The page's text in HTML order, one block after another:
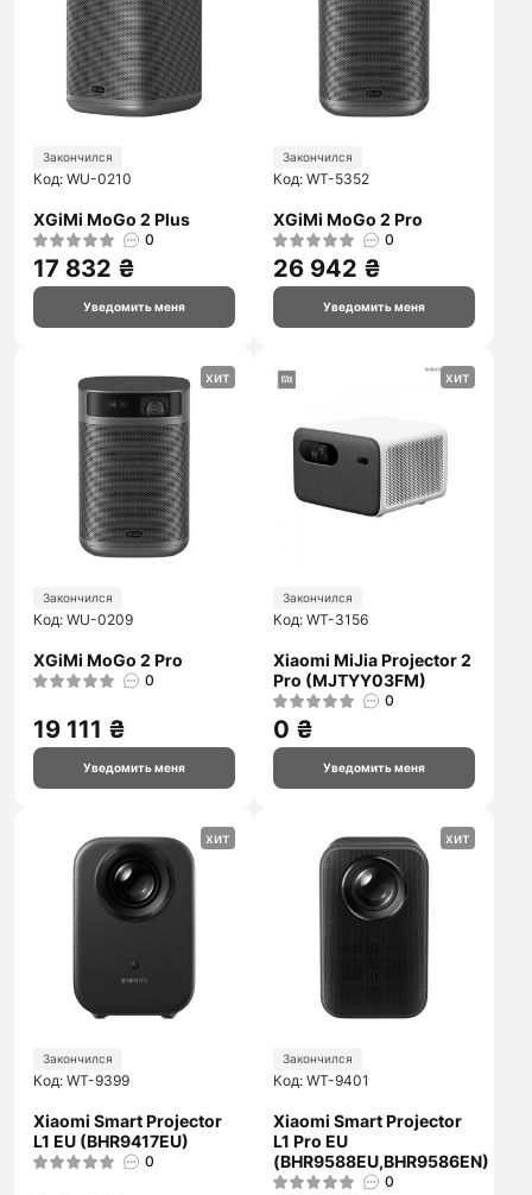
Закончился
Код: WU-0210
XGiMi MoGo 2 Plus
0
17 832 ₴
Уведомить меня
Закончился
Код: WT-5352
XGiMi MoGo 2 Pro
0
26 942 ₴
Уведомить меня
хит
Закончился
Код: WU-0209
XGiMi MoGo 2 Pro
0
19 111 ₴
Уведомить меня
хит
Закончился
Код: WT-3156
Xiaomi MiJia Projector 2
Pro (MJTYY03FM)
0
0 ₴
Уведомить меня
хит
Закончился
Код: WT-9399
Xiaomi Smart Projector
L1 EU (BHR9417EU)
0
хит
Закончился
Код: WT-9401
Xiaomi Smart Projector
L1 Pro EU
(BHR9588EU,BHR9586EN)
0